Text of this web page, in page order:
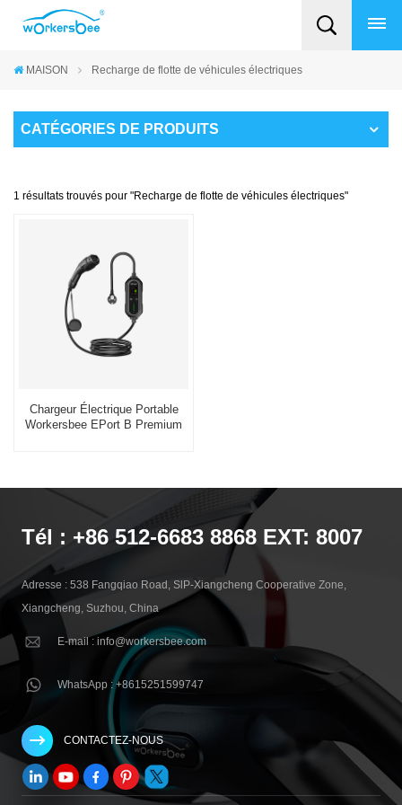
MAISON Recharge de flotte de véhicules électriques
CATÉGORIES DE PRODUITS
1 résultats trouvés pour "Recharge de flotte de véhicules électriques"
Chargeur Électrique Portable
Workersbee EPort B Premium
Tél : +86 512-6683 8868 EXT: 8007
Adresse : 538 Fangqiao Road, SlP-Xiangcheng Cooperative Zone,
Xiangcheng, Suzhou, China
E-mail : info@workersbee.com
WhatsApp : +8615251599747
CONTACTEZ-NOUS